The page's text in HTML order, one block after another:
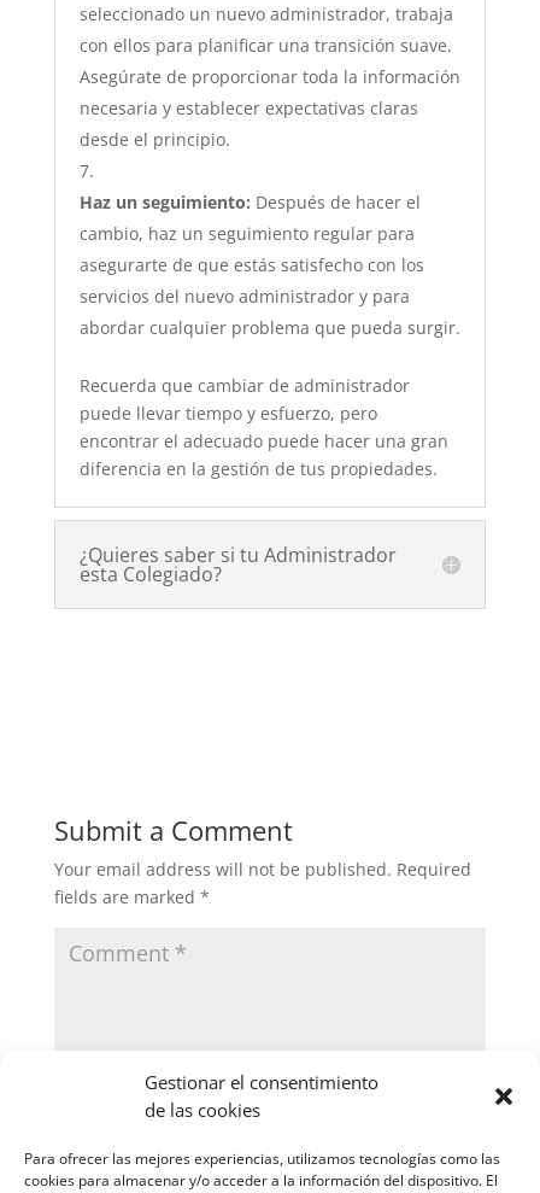
Gestionar el consentimiento
de las cookies
Para ofrecer las mejores experiencias, utilizamos tecnologías como las
cookies para almacenar y/o acceder a la información del dispositivo. El
seleccionado un nuevo administrador, trabaja
con ellos para planificar una transición suave.
Asegúrate de proporcionar toda la información
necesaria y establecer expectativas claras
desde el principio.
Haz un seguimiento: Después de hacer el
cambio, haz un seguimiento regular para
asegurarte de que estás satisfecho con los
servicios del nuevo administrador y para
abordar cualquier problema que pueda surgir.
Recuerda que cambiar de administrador
puede llevar tiempo y esfuerzo, pero
encontrar el adecuado puede hacer una gran
diferencia en la gestión de tus propiedades.
¿Quieres saber si tu Administrador
esta Colegiado?
Submit a Comment
Your email address will not be published. Required
fields are marked *